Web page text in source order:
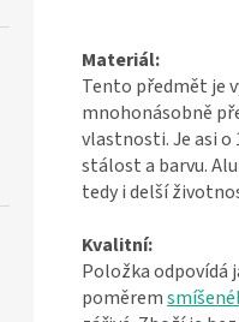
Materiál:
Tento předmět je
mnohonásobně
vlastnosti. Je asi o
stálost a barvu.
tedy i delší
Kvalitní:
Položka odpovídá
poměrem